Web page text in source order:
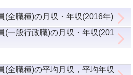
(全職種)の月収・年収(2016年)
(一般行政職)の月収・年収(201
(全職種)の平均月収，平均年収